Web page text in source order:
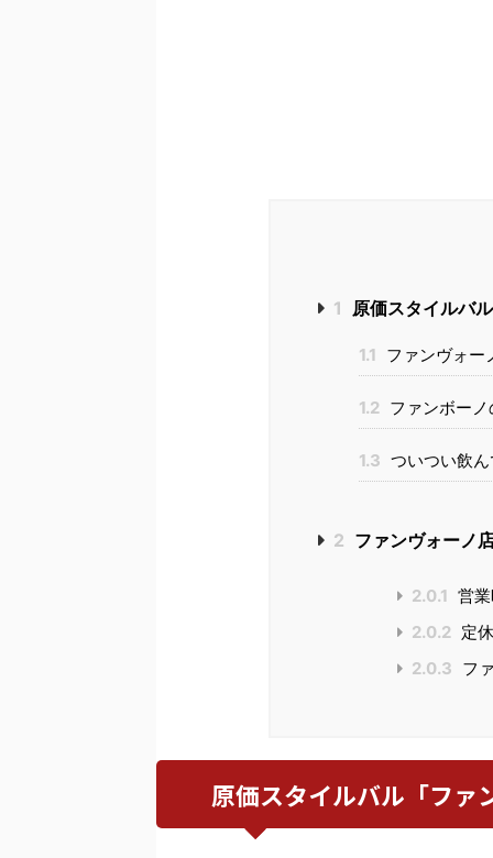
1 原価スタイルバ
1.1 ファンヴォー
1.2 ファンボー
1.3 ついつい飲
2 ファンヴォーノ
2.0.1 営
2.0.2 定
2.0.3 フ
原価スタイルバル「ファ